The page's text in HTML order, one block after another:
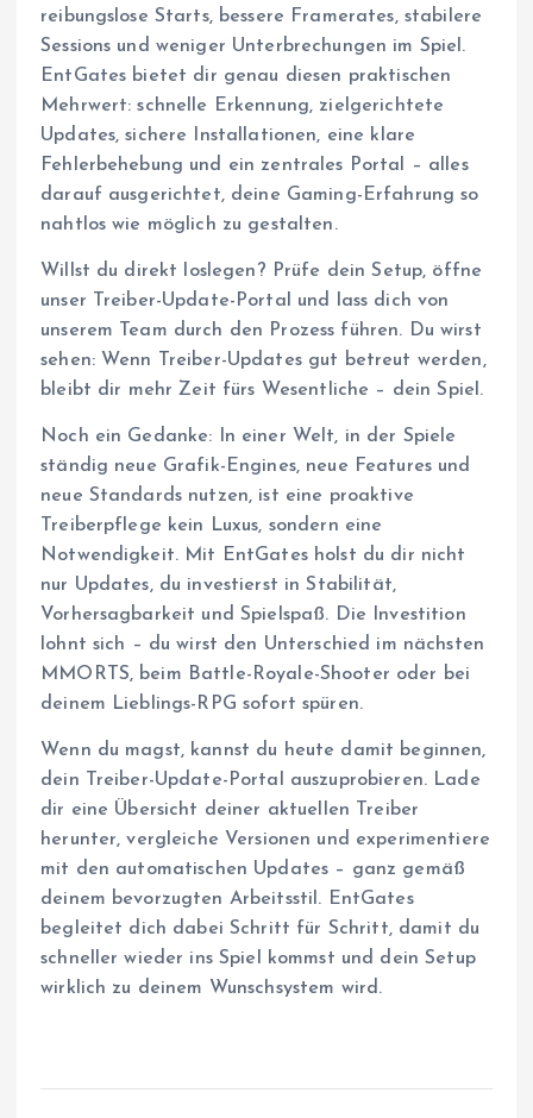
reibungslose Starts, bessere Framerates, stabilere
Sessions und weniger Unterbrechungen im Spiel.
EntGates bietet dir genau diesen praktischen
Mehrwert: schnelle Erkennung, zielgerichtete
Updates, sichere Installationen, eine klare
Fehlerbehebung und ein zentrales Portal – alles
darauf ausgerichtet, deine Gaming-Erfahrung so
nahtlos wie möglich zu gestalten.
Willst du direkt loslegen? Prüfe dein Setup, öffne
unser Treiber-Update-Portal und lass dich von
unserem Team durch den Prozess führen. Du wirst
sehen: Wenn Treiber-Updates gut betreut werden,
bleibt dir mehr Zeit fürs Wesentliche – dein Spiel.
Noch ein Gedanke: In einer Welt, in der Spiele
ständig neue Grafik-Engines, neue Features und
neue Standards nutzen, ist eine proaktive
Treiberpflege kein Luxus, sondern eine
Notwendigkeit. Mit EntGates holst du dir nicht
nur Updates, du investierst in Stabilität,
Vorhersagbarkeit und Spielspaß. Die Investition
lohnt sich – du wirst den Unterschied im nächsten
MMORTS, beim Battle-Royale-Shooter oder bei
deinem Lieblings-RPG sofort spüren.
Wenn du magst, kannst du heute damit beginnen,
dein Treiber-Update-Portal auszuprobieren. Lade
dir eine Übersicht deiner aktuellen Treiber
herunter, vergleiche Versionen und experimentiere
mit den automatischen Updates – ganz gemäß
deinem bevorzugten Arbeitsstil. EntGates
begleitet dich dabei Schritt für Schritt, damit du
schneller wieder ins Spiel kommst und dein Setup
wirklich zu deinem Wunschsystem wird.